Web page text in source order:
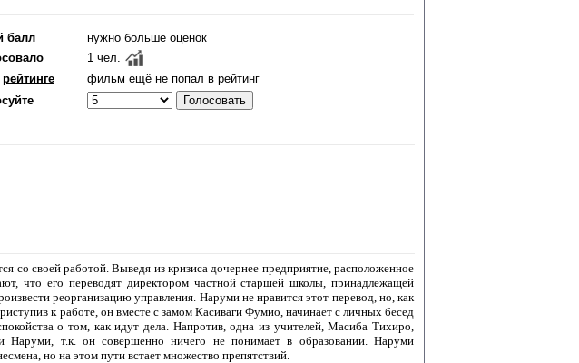
балл
нужно больше оценок
1 чел.
рейтинге
фильм ещё не попал в рейтинг
со своей работой. Выведя из кризиса дочернее предприятие, расположенное
что его переводят директором частной старшей школы, принадлежащей
реорганизацию управления. Наруми не нравится этот перевод, но, как
к работе, он вместе с замом Касиваги Фумио, начинает с личных бесед
о том, как идут дела. Напротив, одна из учителей, Масиба Тихиро,
Наруми, т.к. он совершенно ничего не понимает в образовании. Наруми
но на этом пути встает множество препятствий.